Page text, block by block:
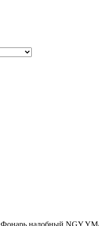
Фонарь налобный NGY